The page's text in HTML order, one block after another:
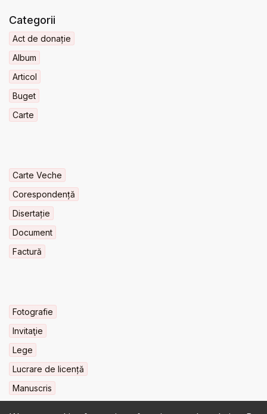
Categorii
Act de donație
Album
Articol
Buget
Carte
Carte Veche
Corespondență
Disertație
Document
Factură
Fotografie
Invitaţie
Lege
Lucrare de licență
Manuscris